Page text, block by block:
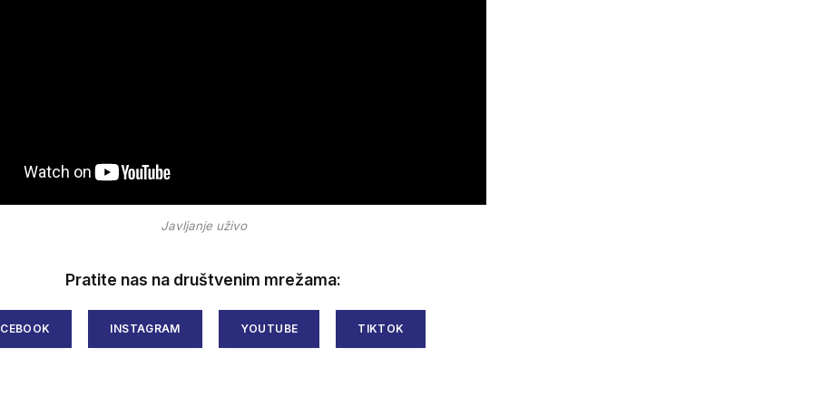
Javljanje uživo
Pratite nas na društvenim mrežama:
INSTAGRAM YOUTUBE TIKTOK